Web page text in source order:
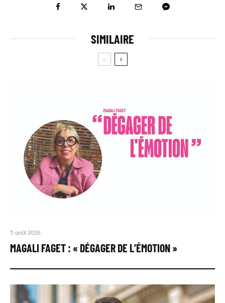
SIMILAIRE
5 août 2026
MAGALI FAGET : « DÉGAGER DE L’ÉMOTION »